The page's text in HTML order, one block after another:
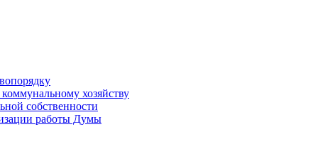
коммунальному хозяйству
собственности
работы Думы